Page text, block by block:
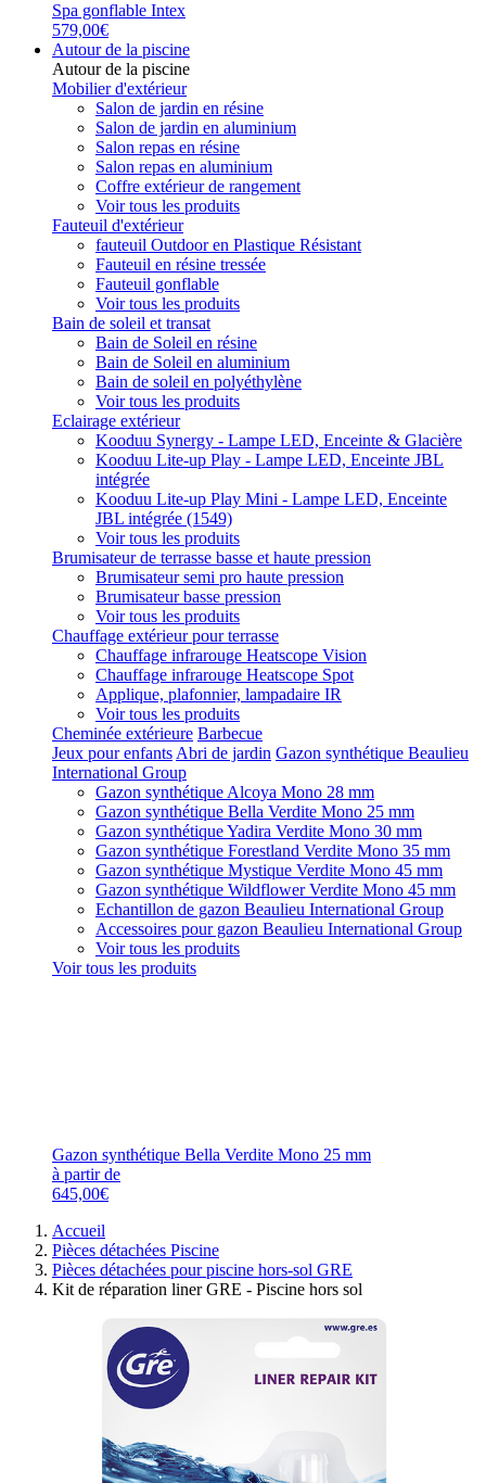
Spa gonflable Intex
579,00€
Autour de la piscine
Autour de la piscine
Mobilier d'extérieur
Salon de jardin en résine
Salon de jardin en aluminium
Salon repas en résine
Salon repas en aluminium
Coffre extérieur de rangement
Voir tous les produits
Fauteuil d'extérieur
fauteuil Outdoor en Plastique Résistant
Fauteuil en résine tressée
Fauteuil gonflable
Voir tous les produits
Bain de soleil et transat
Bain de Soleil en résine
Bain de Soleil en aluminium
Bain de soleil en polyéthylène
Voir tous les produits
Eclairage extérieur
Kooduu Synergy - Lampe LED, Enceinte & Glacière
Kooduu Lite-up Play - Lampe LED, Enceinte JBL
intégrée
Kooduu Lite-up Play Mini - Lampe LED, Enceinte
JBL intégrée (1549)
Voir tous les produits
Brumisateur de terrasse basse et haute pression
Brumisateur semi pro haute pression
Brumisateur basse pression
Voir tous les produits
Chauffage extérieur pour terrasse
Chauffage infrarouge Heatscope Vision
Chauffage infrarouge Heatscope Spot
Applique, plafonnier, lampadaire IR
Voir tous les produits
Cheminée extérieure Barbecue
Jeux pour enfants Abri de jardin Gazon synthétique Beaulieu
International Group
Gazon synthétique Alcoya Mono 28 mm
Gazon synthétique Bella Verdite Mono 25 mm
Gazon synthétique Yadira Verdite Mono 30 mm
Gazon synthétique Forestland Verdite Mono 35 mm
Gazon synthétique Mystique Verdite Mono 45 mm
Gazon synthétique Wildflower Verdite Mono 45 mm
Echantillon de gazon Beaulieu International Group
Accessoires pour gazon Beaulieu International Group
Voir tous les produits
Voir tous les produits
Gazon synthétique Bella Verdite Mono 25 mm
à partir de
645,00€
Accueil
Pièces détachées Piscine
Pièces détachées pour piscine hors-sol GRE
Kit de réparation liner GRE - Piscine hors sol